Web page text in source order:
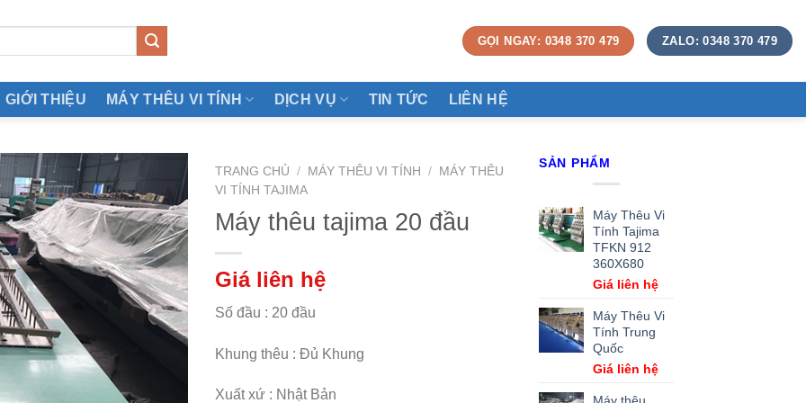
GỌI NGAY: 0348 370 479 ZALO: 0348 370 479
GIỚI THIỆU MÁY THÊU VI TÍNH DỊCH VỤ TIN TỨC LIÊN HỆ
TRANG CHỦ / MÁY THÊU VI TÍNH /
MÁY THÊU
VI TÍNH TAJIMA
Máy thêu tajima 20 đầu
Giá liên hệ
Số đầu : 20 đầu
Khung thêu : Đủ Khung
Xuất xứ : Nhật Bản
SẢN PHẨM
Máy Thêu Vi
Tính Tajima
TFKN 912
360X680
Giá liên hệ
Máy Thêu Vi
Tính Trung
Quốc
Giá liên hệ